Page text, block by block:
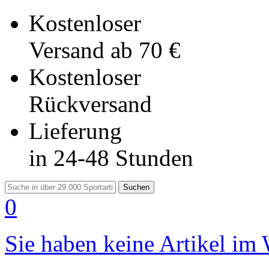
Kostenloser
Versand ab 70 €
Kostenloser
Rückversand
Lieferung
in 24-48 Stunden
Suchen
0
Sie haben keine Artikel im